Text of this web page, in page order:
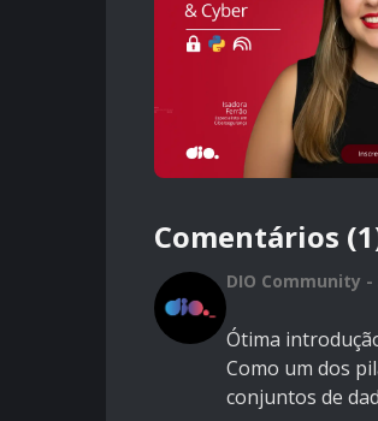
Comentários
DIO Community -
Ótima
Como um dos
conjuntos de